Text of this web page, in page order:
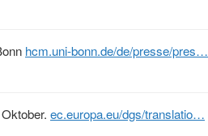
hcm.uni-bonn.de/de/presse/pres…
ec.europa.eu/dgs/translatio…